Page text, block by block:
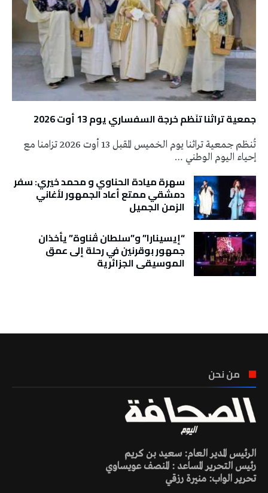
جمعية تراثنا تنَظم خرجة السفساري يوم 13 أوت 2026
تُنظم جمعية تراثنا يوم الخميس المقبل 13 أوت 2026 تزامنا مع
إحياء اليوم الوطني …
سهرة ميادة الحناوي و محمد خيري: سفر
دمشقي ممتع أعاد الجمهور لأغاني
الزمن الجميل
“إيسينارا” و”سلطان ڤناوة” يأخذان
جمهور بوقرنين في رحلة إلى عمق
الموسيقى الجزائرية
من نحن
الرئيس المدير العام: سعيد بن كريم
رئيس التحرير المساعد : المنصف عويساوي
تحرير الواب: منيرة رزقي